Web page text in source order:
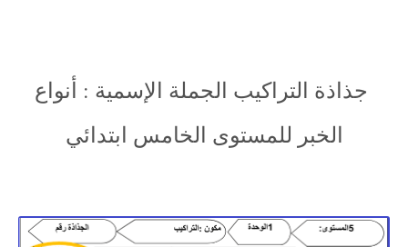
جذاذة التراكيب الجملة الإسمية : أنواع
الخبر للمستوى الخامس ابتدائي